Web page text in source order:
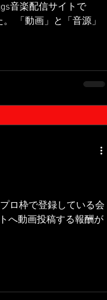
音楽配信サイトで
「動画」と「音源」
ロ枠で登録している会
へ動画投稿する報酬が